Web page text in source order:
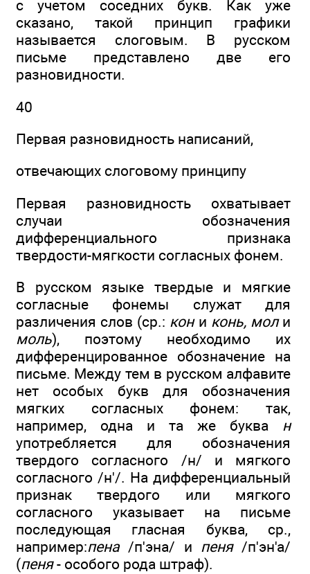
с учетом соседних букв. Как уже
сказано, такой принцип графики
называется слоговым. В русском
письме представлено две его
разновидности.
40
Первая разновидность написаний,
отвечающих слоговому принципу
Первая разновидность охватывает
случаи обозначения
дифференциального признака
твердости-мягкости согласных фонем.
В русском языке твердые и мягкие
согласные фонемы служат для
различения слов (ср.: кони конь, моли
моль), поэтому необходимо их
дифференцированное обозначение на
письме. Между тем в русском алфавите
нет особых букв для обозначения
мягких согласных фонем: так,
например, одна и та же буква н
употребляется для обозначения
твердого согласного /н/ и мягкого
согласного /н'/. На дифференциальный
признак твердого или мягкого
согласного указывает на письме
последующая гласная буква, ср.,
например:пена /п'эна/ и пеня/п'эн'а/
(пеня- особого рода штраф).